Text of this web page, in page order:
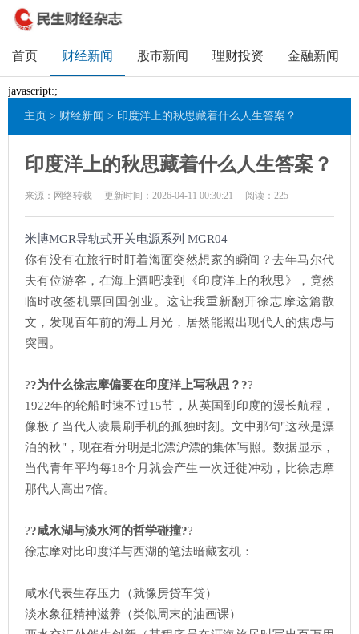
首页 财经新闻 股市新闻 理财投资 金融新闻
javascript:;
主页 > 财经新闻 > 印度洋上的秋思藏着什么人生答案？
印度洋上的秋思藏着什么人生答案？
来源：网络转载 更新时间：2026-04-11 00:30:21 阅读： 225
米博MGR导轨式开关电源系列 MGR04
你有没有在旅行时盯着海面突然想家的瞬间？去年马尔代
夫有位游客，在海上酒吧读到《印度洋上的秋思》，竟然
临时改签机票回国创业。这让我重新翻开徐志摩这篇散
文，发现百年前的海上月光，居然能照出现代人的焦虑与
突围。
??为什么徐志摩偏要在印度洋上写秋思？??
1922年的轮船时速不过15节，从英国到印度的漫长航程，
像极了当代人凌晨刷手机的孤独时刻。文中那句"这秋是漂
泊的秋"，现在看分明是北漂沪漂的集体写照。数据显示，
当代青年平均每18个月就会产生一次迁徙冲动，比徐志摩
那代人高出7倍。
??咸水湖与淡水河的哲学碰撞??
徐志摩对比印度洋与西湖的笔法暗藏玄机：
咸水代表生存压力（就像房贷车贷）
淡水象征精神滋养（类似周末的油画课）